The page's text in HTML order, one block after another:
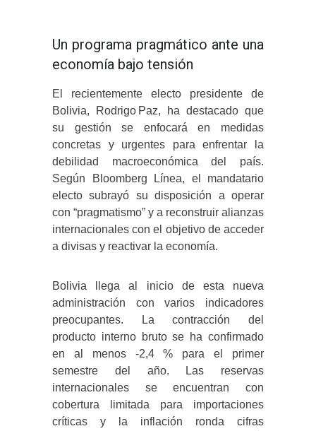
Un programa pragmático ante una
economía bajo tensión
El recientemente electo presidente de
Bolivia, Rodrigo Paz, ha destacado que
su gestión se enfocará en medidas
concretas y urgentes para enfrentar la
debilidad macroeconómica del país.
Según Bloomberg Línea, el mandatario
electo subrayó su disposición a operar
con “pragmatismo” y a reconstruir alianzas
internacionales con el objetivo de acceder
a divisas y reactivar la economía.
Bolivia llega al inicio de esta nueva
administración con varios indicadores
preocupantes. La contracción del
producto interno bruto se ha confirmado
en al menos -2,4 % para el primer
semestre del año. Las reservas
internacionales se encuentran con
cobertura limitada para importaciones
críticas y la inflación ronda cifras